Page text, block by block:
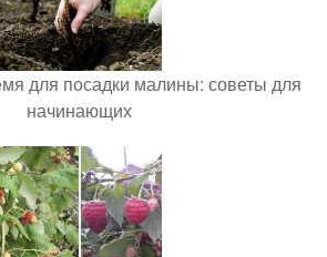
для посадки малины: советы для
начинающих